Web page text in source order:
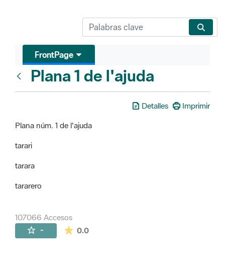
FrontPage
Plana 1 de l'ajuda
Detalles
Imprimir
Plana núm. 1 de l'ajuda
tarari
tarara
tararero
107066 Accesos
- 0.0La valoración media es de 0 estrellas de